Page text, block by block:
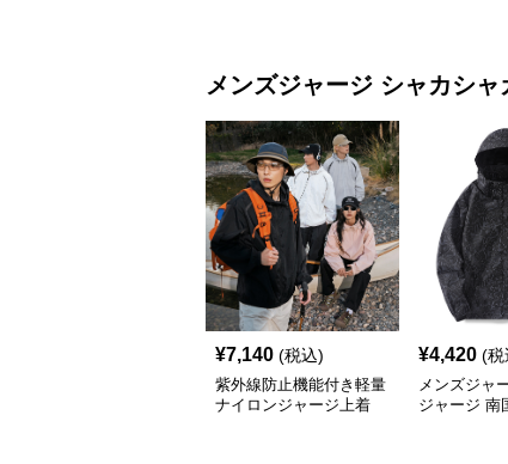
メンズジャージ シャカシャ
¥7,140 (税込)
紫外線防止機能付き軽量
ナイロンジャージ上着
¥4,420 (税
メンズジャ
ジャージ 南